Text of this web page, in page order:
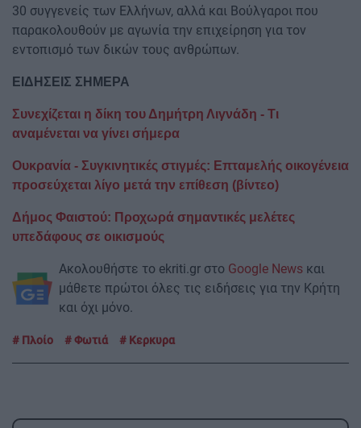
30 συγγενείς των Ελλήνων, αλλά και Βούλγαροι που
παρακολουθούν με αγωνία την επιχείρηση για τον
εντοπισμό των δικών τους ανθρώπων.
EIΔΗΣΕΙΣ ΣΗΜΕΡΑ
Συνεχίζεται η δίκη του Δημήτρη Λιγνάδη - Τι
αναμένεται να γίνει σήμερα
Ουκρανία - Συγκινητικές στιγμές: Επταμελής οικογένεια
προσεύχεται λίγο μετά την επίθεση (βίντεο)
Δήμος Φαιστού: Προχωρά σημαντικές μελέτες
υπεδάφους σε οικισμούς
Ακολουθήστε το ekriti.gr στο Google News και
μάθετε πρώτοι όλες τις ειδήσεις για την Κρήτη
και όχι μόνο.
Πλοίο Φωτιά Κερκυρα